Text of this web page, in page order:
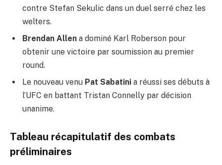
contre Stefan Sekulic dans un duel serré chez les
welters.
Brendan Allen a dominé Karl Roberson pour
obtenir une victoire par soumission au premier
round.
Le nouveau venu Pat Sabatini a réussi ses débuts à
l’UFC en battant Tristan Connelly par décision
unanime.
Tableau récapitulatif des combats
préliminaires